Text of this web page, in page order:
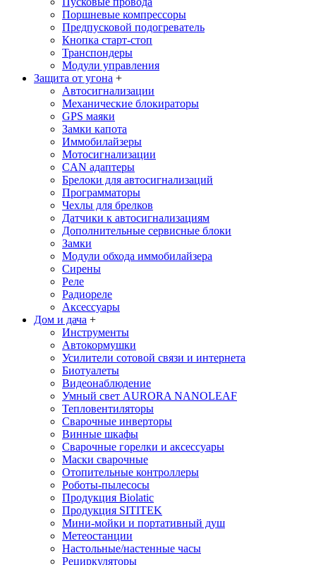
Поршневые компрессоры
Предпусковой подогреватель
Кнопка старт-стоп
Транспондеры
Модули управления
Защита от угона +
Автосигнализации
Механические блoкираторы
GPS маяки
Замки капота
Иммобилайзеры
Мотосигнализации
CAN адаптеры
Брелоки для автосигнализаций
Программаторы
Чехлы для брелков
Датчики к автосигнализациям
Дополнительные сервисные блоки
Замки
Модули обхода иммобилайзера
Сирены
Реле
Радиореле
Аксессуары
Дом и дача +
Инструменты
Автокормушки
Усилители сотовой связи и интернета
Биотуалеты
Видеонаблюдение
Умный свет AURORA NANOLEAF
Тепловентиляторы
Сварочные инверторы
Винные шкафы
Сварочные горелки и аксессуары
Маски сварочные
Отопительные контроллеры
Роботы-пылесосы
Продукция Biolatic
Продукция SITITEK
Мини-мойки и портативный душ
Метеостанции
Настольные/настенные часы
Рециркуляторы